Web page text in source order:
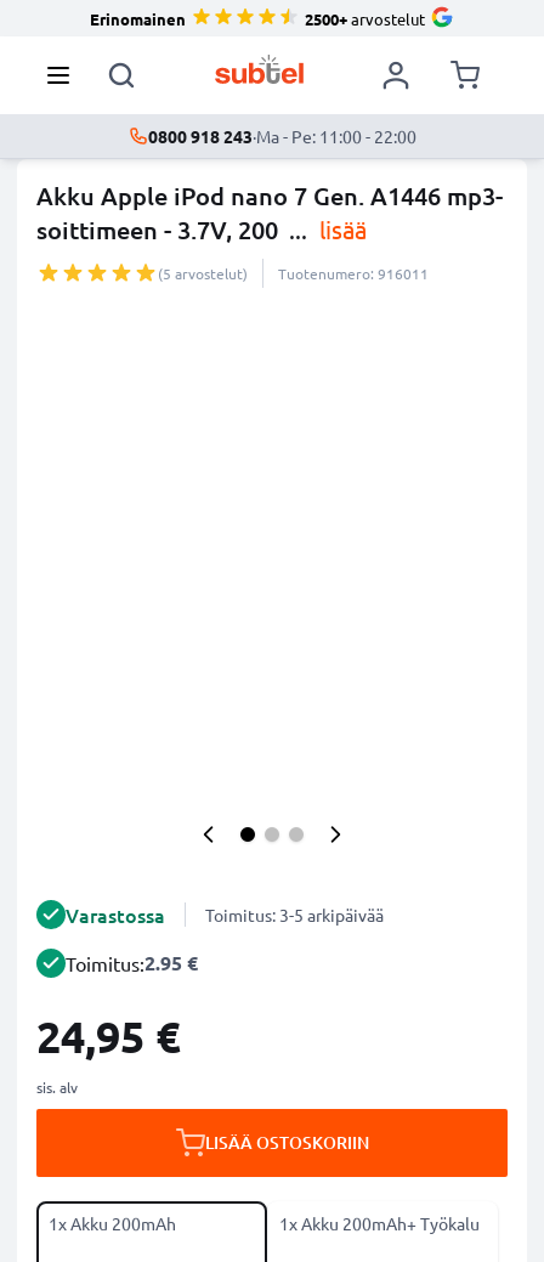
Erinomainen 2500+arvostelut
0800 918 243·Ma - Pe: 11:00 - 22:00
Akku Apple iPod nano 7 Gen. A1446 mp3-
soittimeen - 3.7V, 200 ... lisää
(5 arvostelut) Tuotenumero: 916011
Varastossa Toimitus: 3-5 arkipäivää
Toimitus:2.95 €
24,95 €
sis. alv
LISÄÄ OSTOSKORIIN
1x Akku 200mAh 1x Akku 200mAh+ Työkalu